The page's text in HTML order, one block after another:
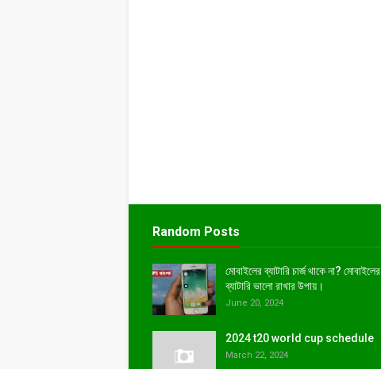
Random Posts
মোবাইলের ব্যাটারি চার্জ থাকে না? মোবাইলের
ব্যাটারি ভালো রাখার উপায়।
June 20, 2024
2024 t20 world cup schedule
March 22, 2024